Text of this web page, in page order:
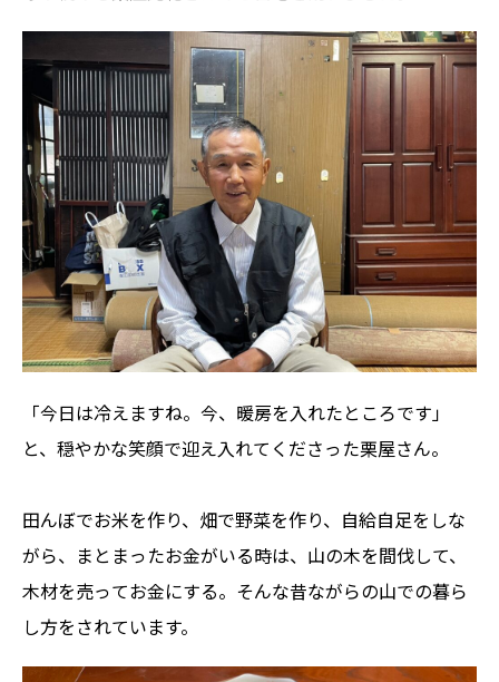
「今日は冷えますね。今、暖房を入れたところです」
と、穏やかな笑顔で迎え入れてくださった栗屋さん。
田んぼでお米を作り、畑で野菜を作り、自給自足をしな
がら、まとまったお金がいる時は、山の木を間伐して、
木材を売ってお金にする。そんな昔ながらの山での暮ら
し方をされています。